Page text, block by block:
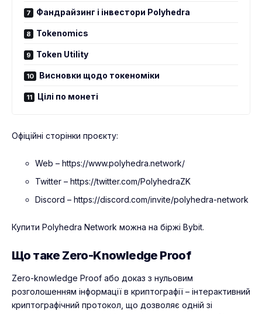
Фандрайзинг і інвестори Polyhedra
Tokenomics
Token Utility
Висновки щодо токеноміки
Цілі по монеті
Офіційні сторінки проєкту:
Web – https://www.polyhedra.network/
Twitter – https://twitter.com/PolyhedraZK
Discord – https://discord.com/invite/polyhedra-network
Купити Polyhedra Network можна на біржі Bybit.
Що таке Zero-Knowledge Proof
Zero-knowledge Proof або доказ з нульовим
розголошенням інформації в криптографії – інтерактивний
криптографічний протокол, що дозволяє одній зі